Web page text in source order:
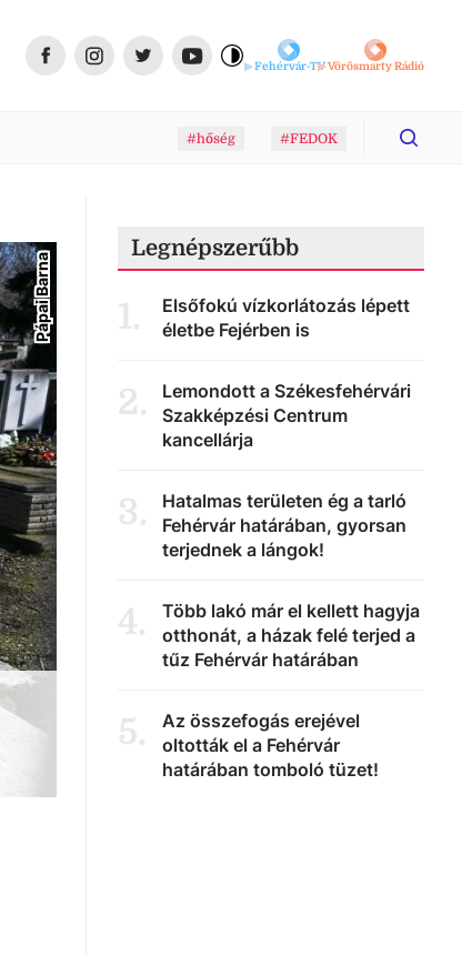
Fehérvár-TVVörösmarty Rádió
#hőség #FEDOK
Pápai Barna
Legnépszerűbb
1.
Elsőfokú vízkorlátozás lépett
életbe Fejérben is
2.
Lemondott a Székesfehérvári
Szakképzési Centrum
kancellárja
3.
Hatalmas területen ég a tarló
Fehérvár határában, gyorsan
terjednek a lángok!
4.
Több lakó már el kellett hagyja
otthonát, a házak felé terjed a
tűz Fehérvár határában
5.
Az összefogás erejével
oltották el a Fehérvár
határában tomboló tüzet!